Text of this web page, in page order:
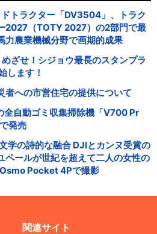
トラクター「DV3504」、トラク
2027（TOTY 2027）の2部門で最
力農業機械分野で画期的成果
ざせ！シジョウ最長のスタンプラ
します！
者への市営住宅の提供について
全自動ゴミ収集掃除機「V700 Pr
発売
学の詩的な融合 DJIとカンヌ受賞の
ペールが世紀を超えて二人の女性の
Pocket 4Pで撮影
関連サイト